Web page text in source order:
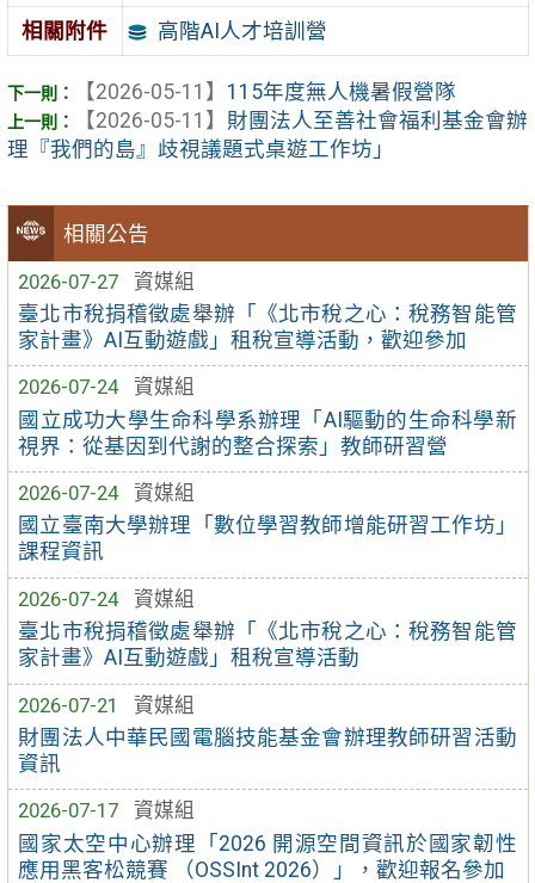
相關公告
2026-07-27
資媒組
臺北市稅捐稽徵處舉辦「《北市稅之心：稅務智能管
家計畫》AI互動遊戲」租稅宣導活動，歡迎參加
2026-07-24
資媒組
國立成功大學生命科學系辦理「AI驅動的生命科學新
視界：從基因到代謝的整合探索」教師研習營
2026-07-24
資媒組
國立臺南大學辦理「數位學習教師增能研習工作坊」
課程資訊
2026-07-24
資媒組
臺北市稅捐稽徵處舉辦「《北市稅之心：稅務智能管
家計畫》AI互動遊戲」租稅宣導活動
2026-07-21
資媒組
財團法人中華民國電腦技能基金會辦理教師研習活動
資訊
2026-07-17
資媒組
國家太空中心辦理「2026 開源空間資訊於國家韌性
應用黑客松競賽 （OSSInt 2026）」，歡迎報名參加
相關附件 高階AI人才培訓營
【2026-05-11】 115年度無人機暑假營隊
【2026-05-11】 財團法人至善社會福利基金會辦
理『我們的島』歧視議題式桌遊工作坊」